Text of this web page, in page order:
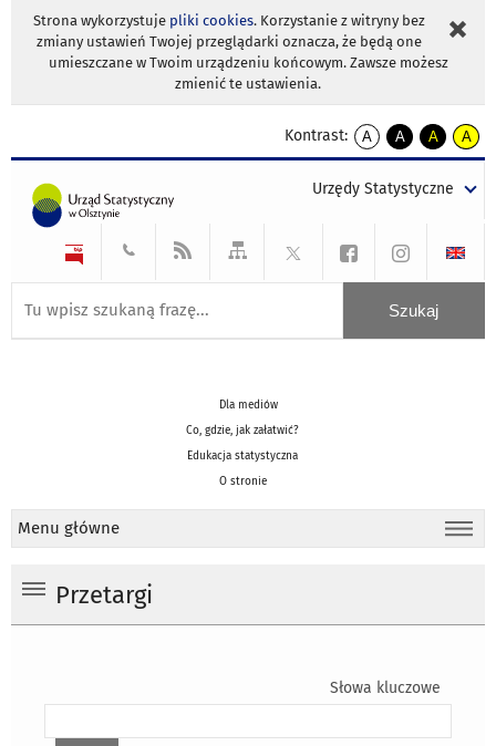
Strona wykorzystuje pliki cookies. Korzystanie z witryny bez
zmiany ustawień Twojej przeglądarki oznacza, że będą one
umieszczane w Twoim urządzeniu końcowym. Zawsze możesz
zmienić te ustawienia.
Kontrast:
A
kontrast
A
kontrast
tekst
czarnym
A
kontrast
tekst
czarnym
A
tekst
żółtym
Urzędy Statystyczne
Dla mediów
Co, gdzie, jak załatwić?
Edukacja statystyczna
O stronie
Menu główne
Przetargi
Słowa kluczowe